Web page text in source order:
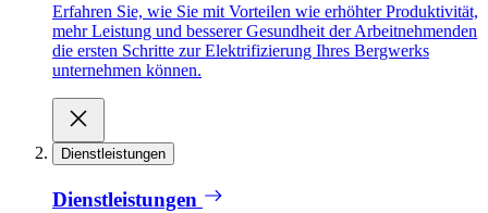
Erfahren Sie, wie Sie mit Vorteilen wie erhöhter Produktivität,
mehr Leistung und besserer Gesundheit der Arbeitnehmenden
die ersten Schritte zur Elektrifizierung Ihres Bergwerks
unternehmen können.
Dienstleistungen
Dienstleistungen